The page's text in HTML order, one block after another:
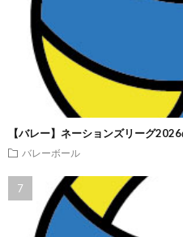
【バレー】ネーションズリーグ
バレーボール